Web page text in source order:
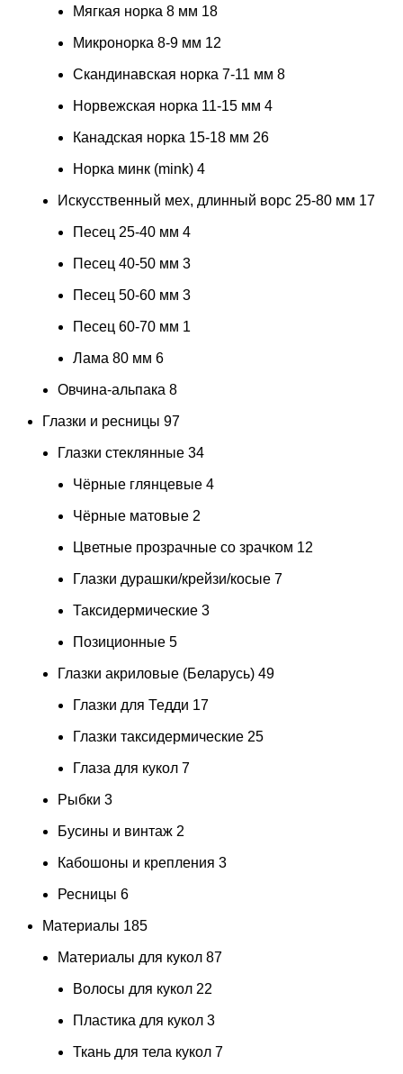
Мягкая норка 8 мм 18
Микронорка 8-9 мм 12
Скандинавская норка 7-11 мм 8
Норвежская норка 11-15 мм 4
Канадская норка 15-18 мм 26
Норка минк (mink) 4
Искусственный мех, длинный ворс 25-80 мм 17
Песец 25-40 мм 4
Песец 40-50 мм 3
Песец 50-60 мм 3
Песец 60-70 мм 1
Лама 80 мм 6
Овчина-альпака 8
Глазки и ресницы 97
Глазки стеклянные 34
Чёрные глянцевые 4
Чёрные матовые 2
Цветные прозрачные со зрачком 12
Глазки дурашки/крейзи/косые 7
Таксидермические 3
Позиционные 5
Глазки акриловые (Беларусь) 49
Глазки для Тедди 17
Глазки таксидермические 25
Глаза для кукол 7
Рыбки 3
Бусины и винтаж 2
Кабошоны и крепления 3
Ресницы 6
Материалы 185
Материалы для кукол 87
Волосы для кукол 22
Пластика для кукол 3
Ткань для тела кукол 7